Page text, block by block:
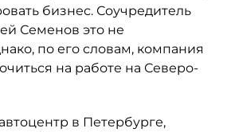
бизнес. Соучредитель
Семенов это не
по его словам, компания
на работе на Северо-
в Петербурге,